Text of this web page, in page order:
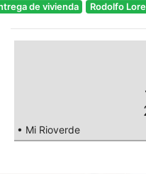
de vivienda Rodolfo
• Mi Rioverde